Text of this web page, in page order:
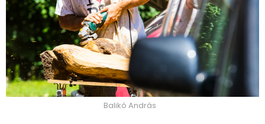
Balikó András